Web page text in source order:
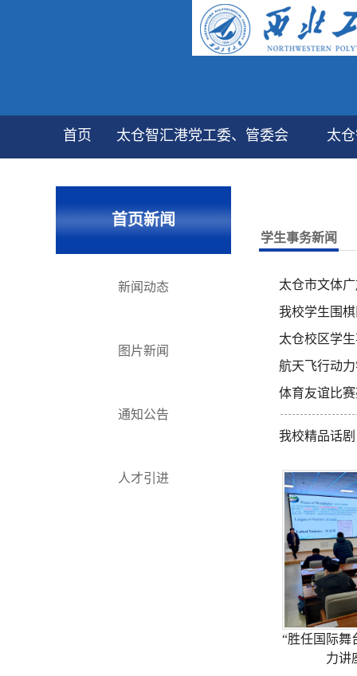
首页 太仓智汇港党工委、管委会 太
首页新闻
新闻动态
图片新闻
通知公告
人才引进
学生事务新闻
太仓市文体
我校学生围
太仓校区学
航天飞行动
体育友谊比
我校精品话
“胜任国际舞
力讲